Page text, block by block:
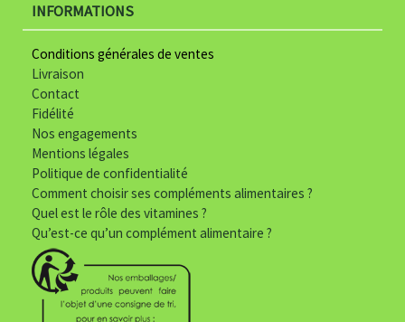
r
o
d
i
a
-
b
l
a
INFORMATIONS
Conditions générales de ventes
Livraison
Contact
Fidélité
Nos engagements
Mentions légales
Politique de confidentialité
Comment choisir ses compléments alimentaires ?
Quel est le rôle des vitamines ?
Qu’est-ce qu’un complément alimentaire ?